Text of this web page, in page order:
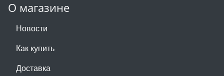
О магазине
Новости
Как купить
Доставка